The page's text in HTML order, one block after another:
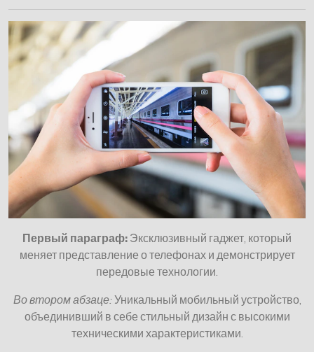
Первый параграф: Эксклюзивный гаджет, который
меняет представление о телефонах и демонстрирует
передовые технологии.
Во втором абзаце:Уникальный мобильный устройство,
объединивший в себе стильный дизайн с высокими
техническими характеристиками.